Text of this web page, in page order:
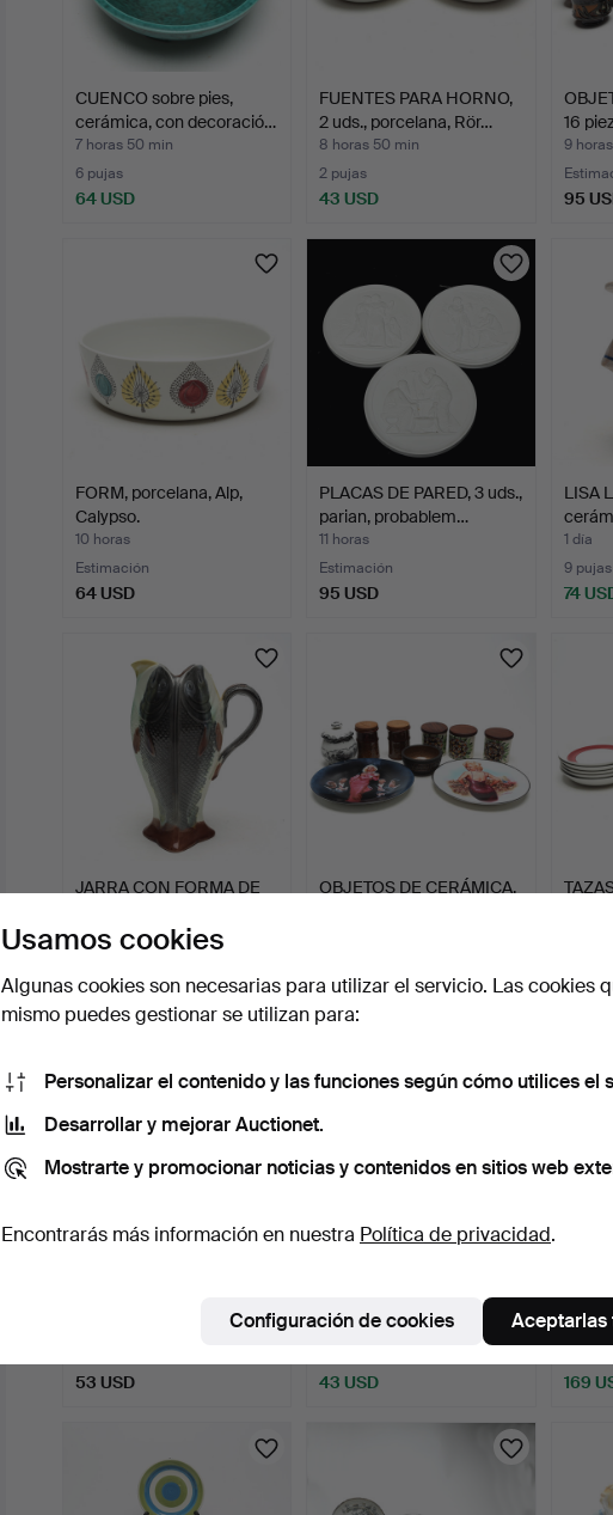
CUENCO sobre pies,
cerámica, con decoració…
7 horas 50 min
6 pujas
64 USD
FUENTES PARA HORNO,
2 uds., porcelana, Rör…
8 horas 50 min
2 pujas
43 USD
16
9
95
FORM, porcelana, Alp,
Calypso.
10 horas
Estimación
64 USD
PLACAS DE PARED, 3 uds.,
parian, probablem…
11 horas
Estimación
95 USD
LISA
1 día
9 pujas
74
JARRA CON FORMA DE
1 día
85 USD
OBJETOS DE CERÁMICA,
95 USD 69
53 USD
Algutsb…
1 día
43 USD
LISA
1 día
169
Usamos cookies
Algunas cookies son necesarias para utilizar el servicio. Las cookies
mismo puedes gestionar se utilizan para:
Personalizar el contenido y las funciones según cómo utilices el
Desarrollar y mejorar Auctionet.
Mostrarte y promocionar noticias y contenidos en sitios web
Encontrarás más información en nuestra Política de privacidad.
Configuración de cookies Aceptarlas